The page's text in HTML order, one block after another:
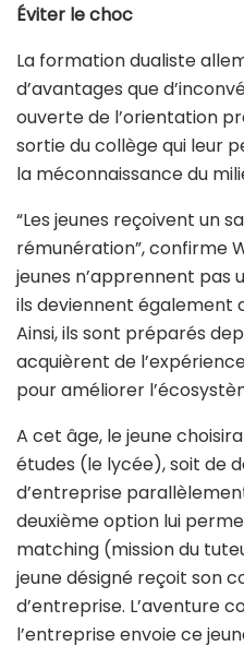
Éviter le choc
La formation dualiste
d’avantages que
ouverte de l’orientation
sortie du collège qui leur
la méconnaissance du
“Les jeunes reçoivent un
rémunération”, confirme
jeunes n’apprennent pas
ils deviennent également
Ainsi, ils sont préparés
acquièrent de
pour améliorer
A cet âge, le jeune
études (le lycée), soit de
d’entreprise
deuxième option lui
matching (mission du
jeune désigné reçoit son
d’entreprise. L’aventure
l’entreprise envoie ce